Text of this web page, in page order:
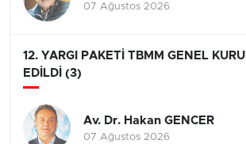
07 Ağustos 2026
12. YARGI PAKETİ TBMM GENEL
EDİLDİ (3)
Av. Dr. Hakan GENCER
07 Ağustos 2026